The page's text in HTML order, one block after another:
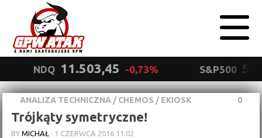
NDQ 11.503,45 -0,73% S&P500
ANALIZA TECHNICZNA / CHEMOS / EKIOSK 0
Trójkąty symetryczne!
BYMICHAŁ · 1 CZERWCA 2016 11:02
Polityka
prywatności
Wyrażam zgodę.